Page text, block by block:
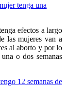
tenga una
efectos a largo
las mujeres van a
al aborto y por lo
o dos semanas
12 semanas de